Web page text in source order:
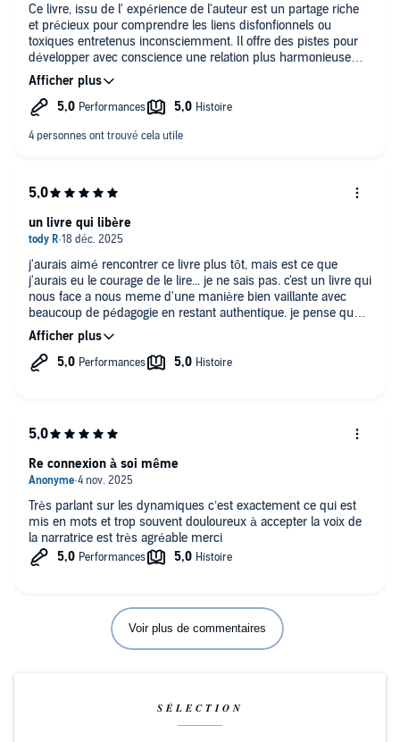
Ce livre, issu de l' expérience de l'auteur est un partage riche
et précieux pour comprendre les liens disfonfionnels ou
toxiques entretenus inconsciemment. Il offre des pistes pour
développer avec conscience une relation plus harmonieuse
avec nos blessures (d'abord) et avec notre entourage, souvent
déclencheur de notre souffrance, sans le comprendre lui-
même. Je remercie l'immense travail accompli - celui d'une
mis une voix sur ses écrit et qui ont permis que ce livre arrive
des outils pour soulager leurs blessures et souhaite vivre des
relations authentiques.
j'aurais aimé rencontrer ce livre plus tôt, mais est ce que
j'aurais eu le courage de le lire... je ne sais pas. c'est un livre qui
nous face a nous meme d'une manière bien vaillante avec
beaucoup de pédagogie en restant authentique. je pense que
je vais le "relire" mais surtout l'appliquer.
un livre qui libère
Très parlant sur les dynamiques c’est exactement ce qui est
mis en mots et trop souvent douloureux à accepter la voix de
la narratrice est très agréable merci
Re connexion à soi même
Voir plus de commentaires
SÉLECTION